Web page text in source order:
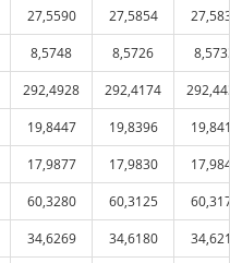
27,5590 27,5854
8,5748 8,5726
292,4928 292,4174
19,8447 19,8396
17,9877 17,9830
60,3280 60,3125
34,6269 34,6180